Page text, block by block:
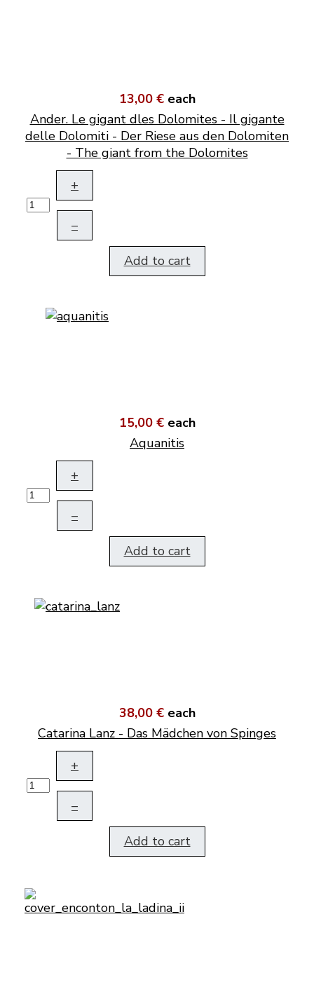
13,00 € each
Ander. Le gigant dles Dolomites - Il gigante
delle Dolomiti - Der Riese aus den Dolomiten
- The giant from the Dolomites
+
–
Add to cart
15,00 € each
Aquanitis
+
–
Add to cart
38,00 € each
Catarina Lanz - Das Mädchen von Spinges
+
–
Add to cart